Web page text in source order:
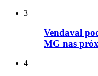
3
Vendaval
MG nas
4